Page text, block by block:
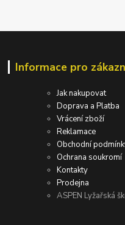
Informace pro
Jak nakupovat
Doprava a Platba
Vrácení zboží
Reklamace
Obchodní
Ochrana soukromí
Kontakty
Prodejna
ASPEN Lyžařská